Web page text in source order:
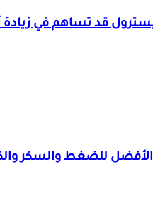
قد تساهم في زيادة
للضغط والسكر